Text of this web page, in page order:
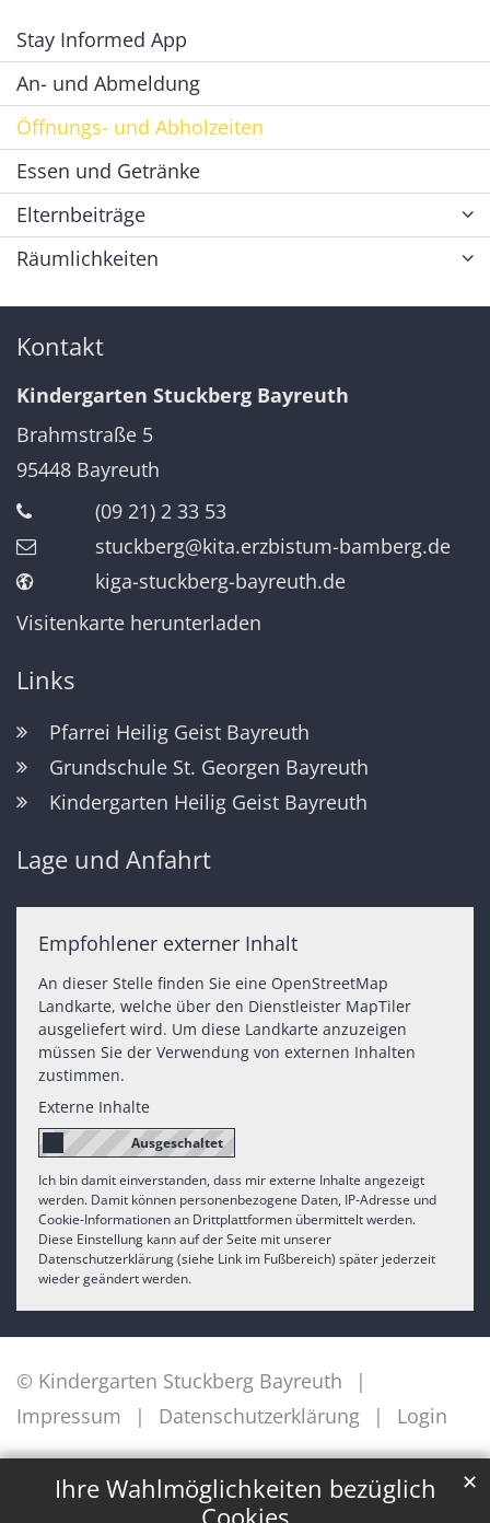
Ihre Wahlmöglichkeiten bezüglich
✕
Stay Informed App
An- und Abmeldung
Öffnungs- und Abholzeiten
Essen und Getränke
Elternbeiträge
Räumlichkeiten
Kontakt
Kindergarten Stuckberg Bayreuth
Brahmstraße 5
95448 Bayreuth
(09 21) 2 33 53
stuckberg@kita.erzbistum-bamberg.de
kiga-stuckberg-bayreuth.de
Visitenkarte herunterladen
Links
Pfarrei Heilig Geist Bayreuth
Grundschule St. Georgen Bayreuth
Kindergarten Heilig Geist Bayreuth
Lage und Anfahrt
Empfohlener externer Inhalt
An dieser Stelle finden Sie eine OpenStreetMap
Landkarte, welche über den Dienstleister MapTiler
ausgeliefert wird. Um diese Landkarte anzuzeigen
müssen Sie der Verwendung von externen Inhalten
zustimmen.
Externe Inhalte
Ich bin damit einverstanden, dass mir externe Inhalte angezeigt
werden. Damit können personenbezogene Daten, IP-Adresse und
Cookie-Informationen an Drittplattformen übermittelt werden.
Diese Einstellung kann auf der Seite mit unserer
Datenschutzerklärung (siehe Link im Fußbereich) später jederzeit
wieder geändert werden.
© Kindergarten Stuckberg Bayreuth
Impressum
Datenschutzerklärung Login